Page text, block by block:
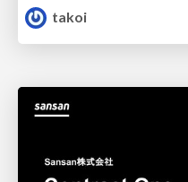
takoi